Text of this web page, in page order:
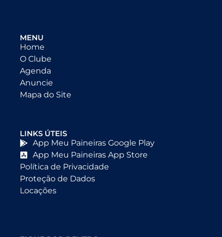
MENU
Home
O Clube
Agenda
Anuncie
Mapa do Site
LINKS ÚTEIS
App Meu Paineiras Google Play
App Meu Paineiras App Store
Política de Privacidade
Proteção de Dados
Locações